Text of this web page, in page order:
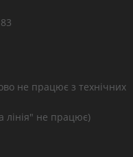
працює з технічних
лінія" не працює)